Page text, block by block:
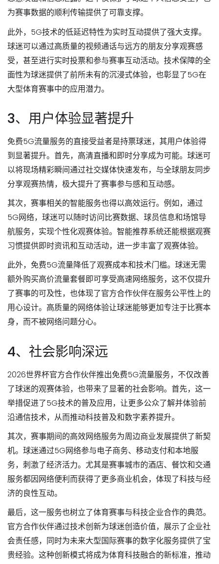
为赛事数据的顺利传输提供了可靠支撑。
此外，5G技术的低延迟特性为实时互动提供了强大支撑。
球迷可以通过高质量的视频通话与远方的朋友分享观赛感
受，甚至进行实时投票和参与赛事互动活动。技术保障的全
面性为球迷提供了前所未有的沉浸式体验，也彰显了5G在
大型体育赛事中的应用潜力。
3、用户体验显著提升
免费5G流量服务的直接受益者是持票球迷，其用户体验得
到显著提升。首先，高清直播和即时分享成为可能。球迷可
以将现场精彩瞬间通过社交媒体快速发布，与全球朋友同步
分享观赛热情，极大提升了赛事参与感和互动感。
其次，赛事相关的智能服务也得以高效运行。例如，通过
5G网络，球迷可以随时访问比赛数据、球员信息和场馆导
航服务，实现个性化观赛体验。智能推荐系统还能根据观赛
习惯提供即时资讯和互动活动，进一步丰富了观赛体验。
此外，免费5G流量降低了观赛成本和技术门槛。球迷无需
额外购买高价流量套餐即可享受高速网络服务，这不仅提升
了赛事的可及性，也体现了官方合作伙伴在服务公平性上的
用心设计。高质量的网络体验让球迷能够更加专注于比赛本
身，而不被网络问题分心。
4、社会影响深远
2026世界杯官方合作伙伴推出免费5G流量服务，不仅改善
了球迷的观赛体验，也带来了显著的社会影响。首先，这一
举措促进了5G技术的普及应用，让更多公众了解并体验前
沿通信技术，从而推动科技普及和数字素养提升。
其次，赛事期间的高效网络服务为周边商业发展提供了新契
机。球迷通过5G网络参与电子商务、移动支付和本地服
务，刺激了经济活力。尤其是赛事城市的酒店、餐饮和交通
服务都因网络便利而获得了更多商业机会，体现了科技与经
济的良性互动。
最后，这一服务也树立了体育赛事与科技企业合作的典范。
官方合作伙伴通过技术创新为球迷创造价值，展示了企业社
会责任感，同时为未来大型国际赛事的数字化服务提供了宝
贵经验。这种创新模式将成为体育科技融合的新标准，推动